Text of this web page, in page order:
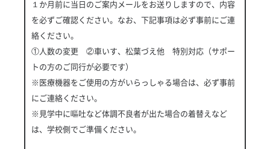
１か月前に当日のご案内メールをお送りしますので、内容
を必ずご確認ください。なお、下記事項は必ず事前にご連
絡ください。
①人数の変更 ②車いす、松葉づえ他 特別対応（サポー
トの方のご同行が必要です）
※医療機器をご使用の方がいらっしゃる場合は、必ず事前
にご連絡ください。
※見学中に嘔吐など体調不良者が出た場合の着替えなど
は、学校側でご準備ください。